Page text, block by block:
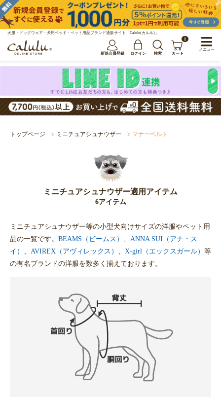
犬服・ドッグウェア・犬用ベッド・ペット用品ブランド通販サイト「Calulu(カルル)」
新規会員登録 ログイン 検索
0
カート
トップページ ミニチュアシュナウザー マナーベルト
ミニチュアシュナウザー適用アイテム
6アイテム
ミニチュアシュナウザー等の小型犬向けサイズの洋服やペット用
品の一覧です。 BEAMS（ビームス）
ANNA SUI（アナ・ス
イ）
AVIREX（アヴィレックス） X-girl（エックスガール） 等
の有名ブランドの洋服を数多く揃えております。
メニュー